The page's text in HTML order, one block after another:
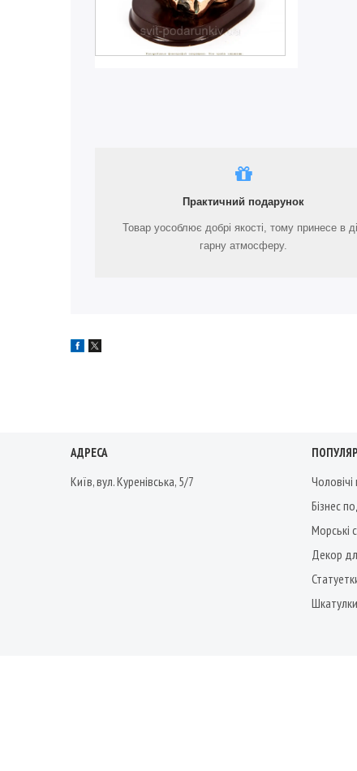
Практичний подарунок
Товар уособлює добрі якості, тому принесе в
гарну атмосферу.
АДРЕСА
Київ, вул. Куренівська, 5/7
Бізнес
Морські
Декор
Шкатулки